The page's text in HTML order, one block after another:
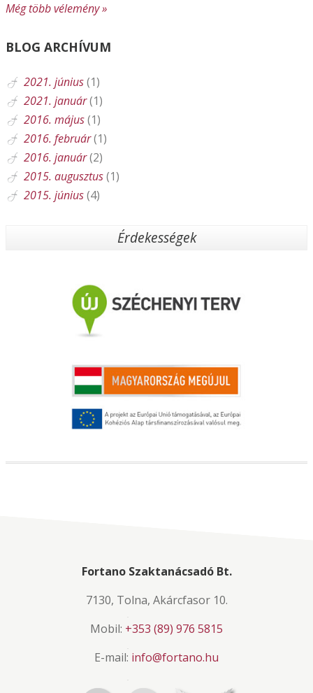
Még több vélemény »
BLOG ARCHÍVUM
2021. június(1)
2021. január(1)
2016. május(1)
2016. február(1)
2016. január(2)
2015. augusztus(1)
2015. június(4)
Érdekességek
Fortano Szaktanácsadó Bt.
7130, Tolna, Akárcfasor 10.
Mobil: +353 (89) 976 5815
E-mail: info@fortano.hu